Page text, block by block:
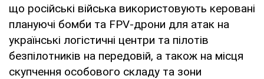
що російські війська використовують керовані
плануючі бомби та FPV-дрони для атак на
українські логістичні центри та пілотів
безпілотників на передовій, а також на місця
скупчення особового складу та зони